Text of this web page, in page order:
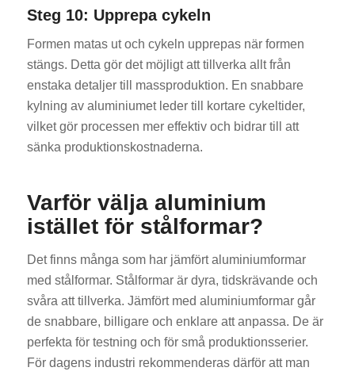
Steg 10: Upprepa cykeln
Formen matas ut och cykeln upprepas när formen
stängs. Detta gör det möjligt att tillverka allt från
enstaka detaljer till massproduktion. En snabbare
kylning av aluminiumet leder till kortare cykeltider,
vilket gör processen mer effektiv och bidrar till att
sänka produktionskostnaderna.
Varför välja aluminium
istället för stålformar?
Det finns många som har jämfört aluminiumformar
med stålformar. Stålformar är dyra, tidskrävande och
svåra att tillverka. Jämfört med aluminiumformar går
de snabbare, billigare och enklare att anpassa. De är
perfekta för testning och för små produktionsserier.
För dagens industri rekommenderas därför att man